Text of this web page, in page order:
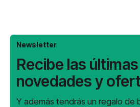
Newsletter
Recibe las últimas
novedades y
Y además tendrás un regalo de